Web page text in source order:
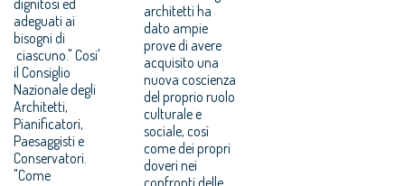
dignitosi ed
adeguati ai
bisogni di
ciascuno." Cosi'
il Consiglio
Nazionale degli
Architetti,
Pianificatori,
Paesaggisti e
Conservatori.
"Come
architetti ha
dato ampie
prove di avere
acquisito una
nuova coscienza
del proprio ruolo
culturale e
sociale, così
come dei propri
doveri nei